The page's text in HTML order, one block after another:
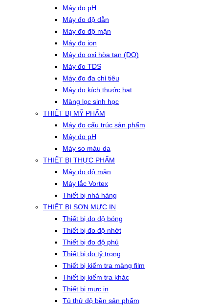
Máy đo pH
Máy đo độ dẫn
Máy đo độ mặn
Máy đo ion
Máy đo oxi hòa tan (DO)
Máy đo TDS
Máy đo đa chỉ tiêu
Máy đo kích thước hạt
Màng lọc sinh học
THIẾT BỊ MỸ PHẨM
Máy đo cấu trúc sản phẩm
Máy đo pH
Máy so màu da
THIẾT BỊ THỰC PHẨM
Máy đo độ mặn
Máy lắc Vortex
Thiết bị nhà hàng
THIẾT BỊ SƠN MỰC IN
Thiết bị đo độ bóng
Thiết bị đo độ nhớt
Thiết bị đo độ phủ
Thiết bị đo tỷ trọng
Thiết bị kiểm tra màng film
Thiết bị kiểm tra khác
Thiết bị mực in
Tủ thử độ bền sản phẩm